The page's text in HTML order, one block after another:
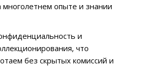
опыте и знании
и
что
без скрытых комиссий и